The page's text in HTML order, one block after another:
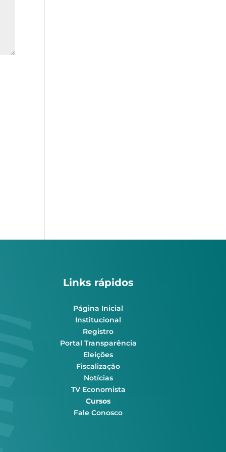
Links rápidos
Página Inicial
Institucional
Registro
Portal Transparência
Eleições
Fiscalização
Notícias
TV Economista
Cursos
Fale Conosco